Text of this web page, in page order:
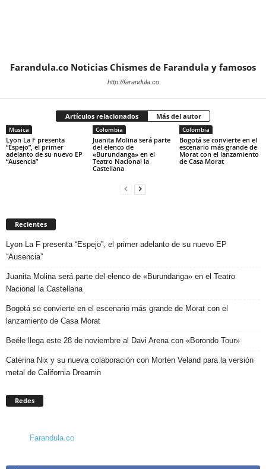
Farandula.co Noticias Chismes de Farandula y famosos
http://farandula.co
Artículos relacionados Más del autor
Musica
Lyon La F presenta
“Espejo”, el primer
adelanto de su nuevo EP
“Ausencia”
Colombia
Juanita Molina será parte
del elenco de
«Burundanga» en el
Teatro Nacional la
Castellana
Colombia
Bogotá se convierte en el
escenario más grande de
Morat con el lanzamiento
de Casa Morat
Recientes
Lyon La F presenta “Espejo”, el primer adelanto de su nuevo EP
“Ausencia”
Juanita Molina será parte del elenco de «Burundanga» en el Teatro
Nacional la Castellana
Bogotá se convierte en el escenario más grande de Morat con el
lanzamiento de Casa Morat
Beéle llega este 28 de noviembre al Davi Arena con «Borondo Tour»
Caterina Nix y su nueva colaboración con Morten Veland para la versión
metal de California Dreamin
Redes
Farandula.co